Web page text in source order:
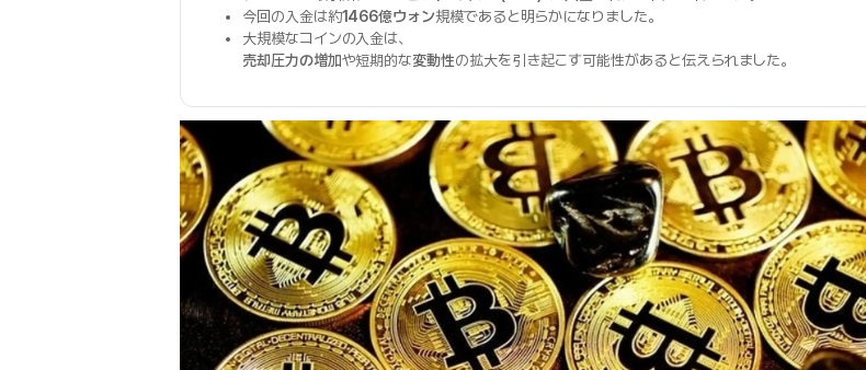
今回の入金は約1466億ウォン規模であると明らかになりました。
大規模なコインの入金は、
売却圧力の増加や短期的な変動性の拡大を引き起こす可能性があると伝えられました。